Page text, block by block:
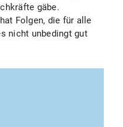
gäbe.
Folgen, die für alle
nicht unbedingt gut